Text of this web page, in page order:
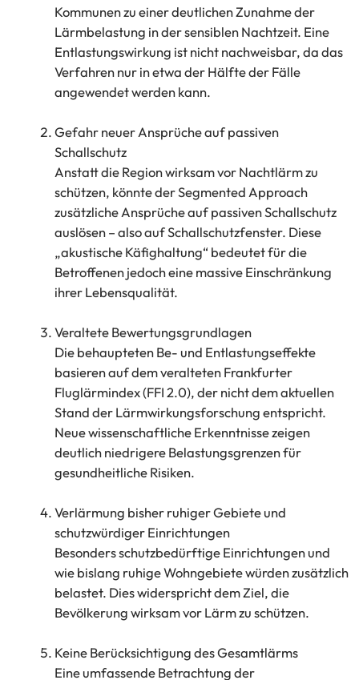
Kommunen zu einer deutlichen Zunahme der
Lärmbelastung in der sensiblen Nachtzeit. Eine
Entlastungswirkung ist nicht nachweisbar, da das
Verfahren nur in etwa der Hälfte der Fälle
angewendet werden kann.
Gefahr neuer Ansprüche auf passiven
Schallschutz
Anstatt die Region wirksam vor Nachtlärm zu
schützen, könnte der Segmented Approach
zusätzliche Ansprüche auf passiven Schallschutz
auslösen – also auf Schallschutzfenster. Diese
„akustische Käfighaltung“ bedeutet für die
Betroffenen jedoch eine massive Einschränkung
ihrer Lebensqualität.
Veraltete Bewertungsgrundlagen
Die behaupteten Be- und Entlastungseffekte
basieren auf dem veralteten Frankfurter
Fluglärmindex (FFI 2.0), der nicht dem aktuellen
Stand der Lärmwirkungsforschung entspricht.
Neue wissenschaftliche Erkenntnisse zeigen
deutlich niedrigere Belastungsgrenzen für
gesundheitliche Risiken.
Verlärmung bisher ruhiger Gebiete und
schutzwürdiger Einrichtungen
Besonders schutzbedürftige Einrichtungen und
wie bislang ruhige Wohngebiete würden zusätzlich
belastet. Dies widerspricht dem Ziel, die
Bevölkerung wirksam vor Lärm zu schützen.
Keine Berücksichtigung des Gesamtlärms
Eine umfassende Betrachtung der